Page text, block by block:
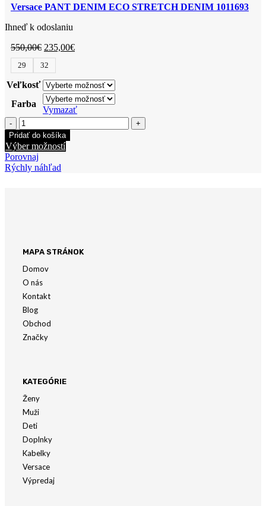
Versace PANT DENIM ECO STRETCH DENIM 1011693
Ihneď k odoslaniu
550,00€ 235,00€
29 32
Veľkosť
Farba
Vymazať
Pridať do košíka
Výber možností
Porovnaj
Rýchly náhľad
MAPA STRÁNOK
Domov
O nás
Kontakt
Blog
Obchod
Značky
KATEGÓRIE
Ženy
Muži
Deti
Doplnky
Kabelky
Versace
Výpredaj